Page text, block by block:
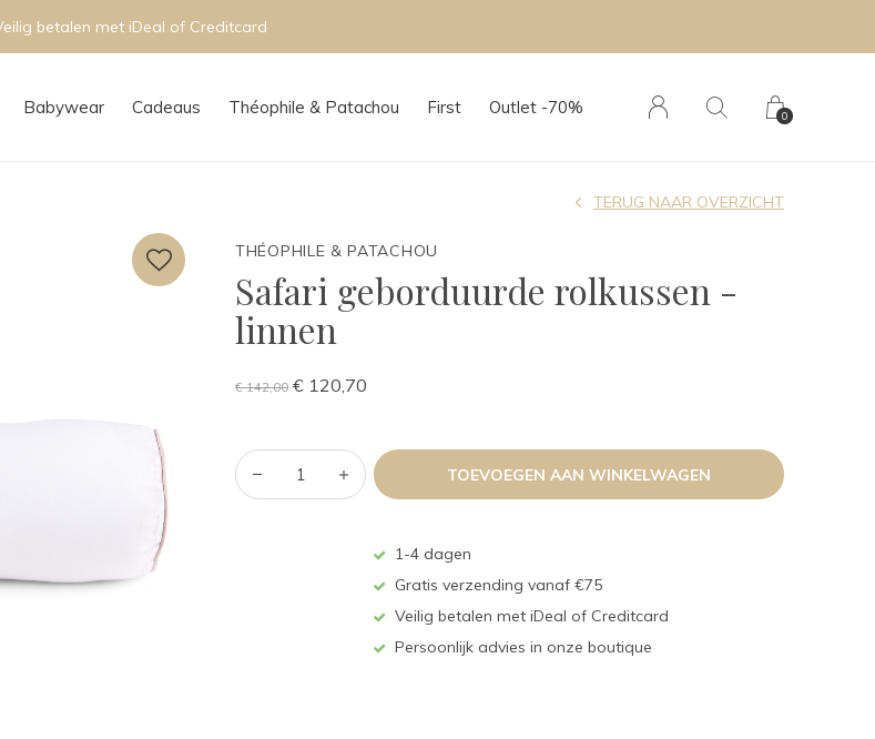
Babywear Cadeaus Théophile & Patachou First Outlet -70% 0
Persoonlijk advies in onze boutique
THÉOPHILE & PATACHOU
Safari geborduurde rolkussen -
linnen
TERUG NAAR OVERZICHT
€ 142,00 € 120,70
TOEVOEGEN AAN WINKELWAGEN
1-4 dagen
Gratis verzending vanaf €75
Veilig betalen met iDeal of Creditcard
Persoonlijk advies in onze boutique